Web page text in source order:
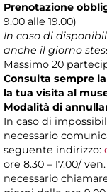
Prenotazione
9.00 alle 19.00)
In caso di
anche il giorno
Massimo 20
Consulta sempre
la tua visita al
Modalità di
In caso di
necessario
seguente indirizzo:
ore 8.30 – 17.00/
necessario